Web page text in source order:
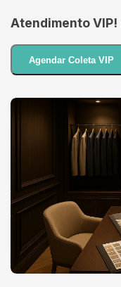
Atendimento VIP!
Agendar Coleta VIP